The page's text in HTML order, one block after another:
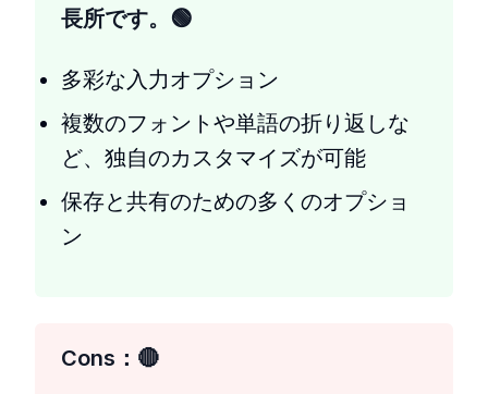
長所です。
多彩な入力オプション
複数のフォントや単語の折り返しな
ど、独自のカスタマイズが可能
保存と共有のための多くのオプショ
ン
Cons：